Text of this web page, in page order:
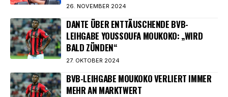
26. NOVEMBER 2024
DANTE ÜBER ENTTÄUSCHENDE BVB-
LEIHGABE YOUSSOUFA MOUKOKO: „WIRD
BALD ZÜNDEN“
27. OKTOBER 2024
BVB-LEIHGABE MOUKOKO VERLIERT IMMER
MEHR AN MARKTWERT